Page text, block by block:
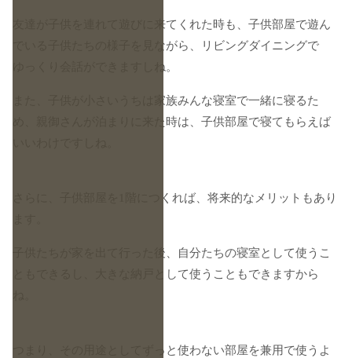
友達が子供を連れて遊びに来てくれた時も、子供部屋で遊ん
でいる子供たちの様子を見ながら、リビングダイニングで
ゆっくり会話ができますしね。
また、子供が小さいうちは家族みんな寝室で一緒に寝るた
め、親御さんが泊まりに来た時は、子供部屋で寝てもらえば
さらに、子供部屋を1階につくれば、将来的なメリットもあり
子供たちが家を出て行った後、自分たちの寝室として使うこ
ともできるし、大きな納戸として使うこともできますから
つまり、その用途としてずっと使わない部屋を兼用で使うよ